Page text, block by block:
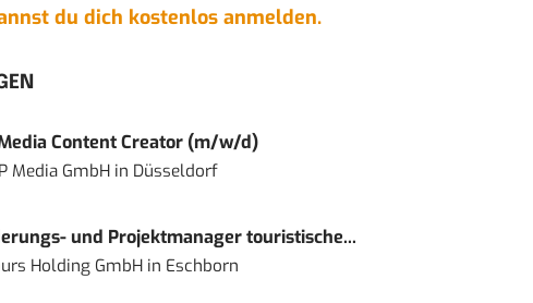
du dich kostenlos anmelden.
Content Creator (m/w/d)
Media GmbHin Düsseldorf
und Projektmanager touristische...
Holding GmbHin Eschborn